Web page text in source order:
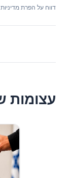
דווח על הפרת מדיניות
עצומות